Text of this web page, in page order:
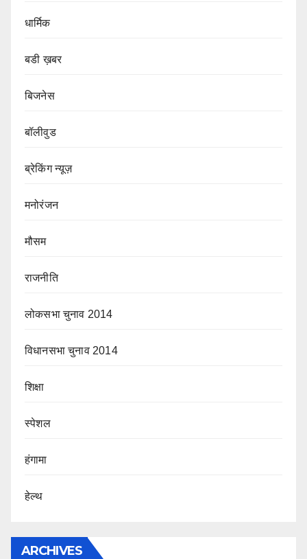
धार्मिक
बडी ख़बर
बिजनेस
बॉलीवुड
ब्रेकिंग न्यूज़
मनोरंजन
मौसम
राजनीति
लोकसभा चुनाव 2014
विधानसभा चुनाव 2014
शिक्षा
स्पेशल
हंगामा
हेल्थ
ARCHIVES